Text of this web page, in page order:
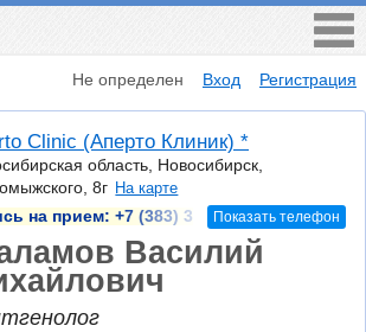
Не определен Вход Регистрация
Сlinic (Аперто Клиник) *
область, Новосибирск,
8г На карте
на прием: +7 (383) 3 Показать телефон
Василий